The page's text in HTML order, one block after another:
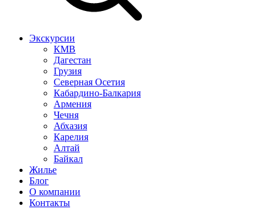
Экскурсии
КМВ
Дагестан
Грузия
Северная Осетия
Кабардино-Балкария
Армения
Чечня
Абхазия
Карелия
Алтай
Байкал
Жилье
Блог
О компании
Контакты